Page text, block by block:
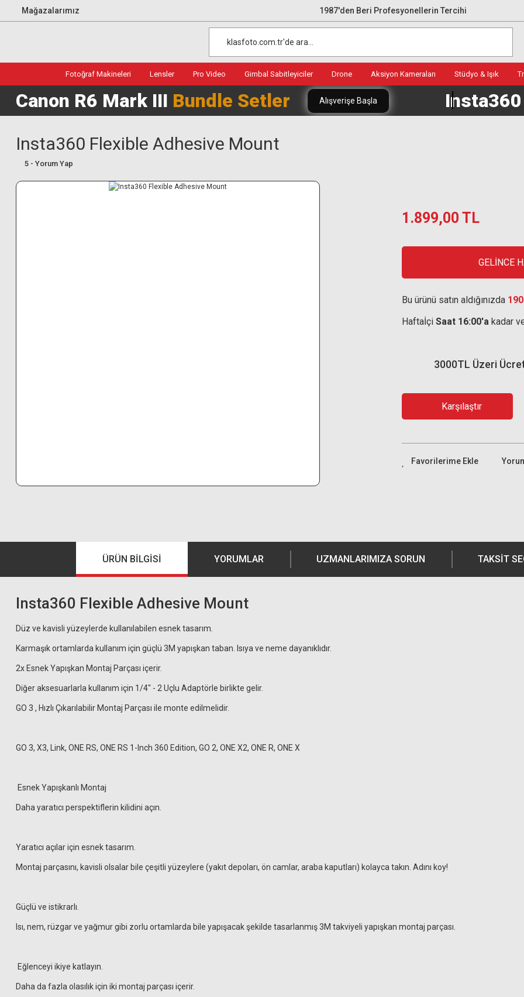
Mağazalarımız 1987'den Beri Profesyonellerin Tercihi
Fotoğraf Makineleri Lensler Pro Video Gimbal Sabitleyiciler Drone Aksiyon Kameraları Stüdyo & Işık
Canon R6 Mark III Bundle Setler Alışverişe Başla Insta360
Insta360 Flexible Adhesive Mount
5 - Yorum Yap
1.899,00 TL
GELİNCE
Bu ürünü satın aldığınızda
Haftaİçi Saat 16:00'a kadar
3000TL Üzeri
Karşılaştır
ÜRÜN BILGISI YORUMLAR UZMANLARIMIZA SORUN TAKSIT
Insta360 Flexible Adhesive Mount
Düz ve kavisli yüzeylerde kullanılabilen esnek tasarım.
Karmaşık ortamlarda kullanım için güçlü 3M yapışkan taban. Isıya ve neme dayanıklıdır.
2x Esnek Yapışkan Montaj Parçası içerir.
Diğer aksesuarlarla kullanım için 1/4" - 2 Uçlu Adaptörle birlikte gelir.
GO 3 , Hızlı Çıkarılabilir Montaj Parçası ile monte edilmelidir.
GO 3, X3, Link, ONE RS, ONE RS 1-Inch 360 Edition, GO 2, ONE X2, ONE R, ONE X
Esnek Yapışkanlı Montaj
Daha yaratıcı perspektiflerin kilidini açın.
Yaratıcı açılar için esnek tasarım.
Montaj parçasını, kavisli olsalar bile çeşitli yüzeylere (yakıt depoları, ön camlar, araba kaputları) kolayca takın. Adını koy!
Güçlü ve istikrarlı.
Isı, nem, rüzgar ve yağmur gibi zorlu ortamlarda bile yapışacak şekilde tasarlanmış 3M takviyeli yapışkan montaj parçası.
Eğlenceyi ikiye katlayın.
Daha da fazla olasılık için iki montaj parçası içerir.